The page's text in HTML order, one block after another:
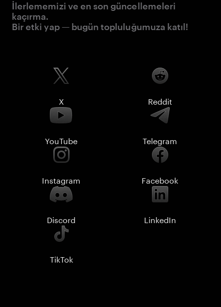
İlerlememizi ve en son güncellemeleri
kaçırma.
Bir etki yap — bugün topluluğumuza katıl!
X Reddit
YouTube Telegram
Instagram Facebook
Discord LinkedIn
TikTok